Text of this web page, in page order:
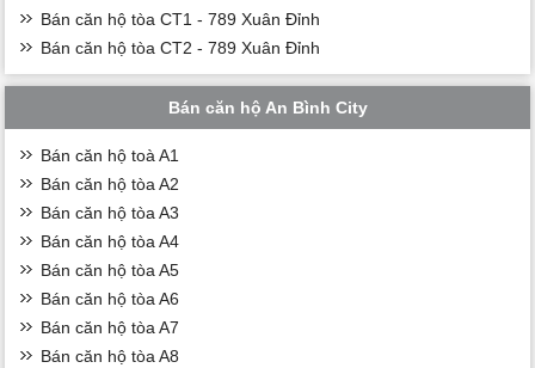
Bán căn hộ tòa CT1 - 789 Xuân Đỉnh
Bán căn hộ tòa CT2 - 789 Xuân Đỉnh
Bán căn hộ An Bình City
Bán căn hộ toà A1
Bán căn hộ tòa A2
Bán căn hộ tòa A3
Bán căn hộ tòa A4
Bán căn hộ tòa A5
Bán căn hộ tòa A6
Bán căn hộ tòa A7
Bán căn hộ tòa A8